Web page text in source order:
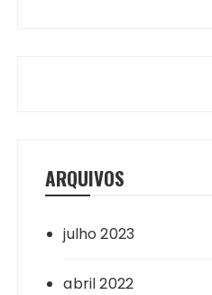
ARQUIVOS
julho 2023
abril 2022